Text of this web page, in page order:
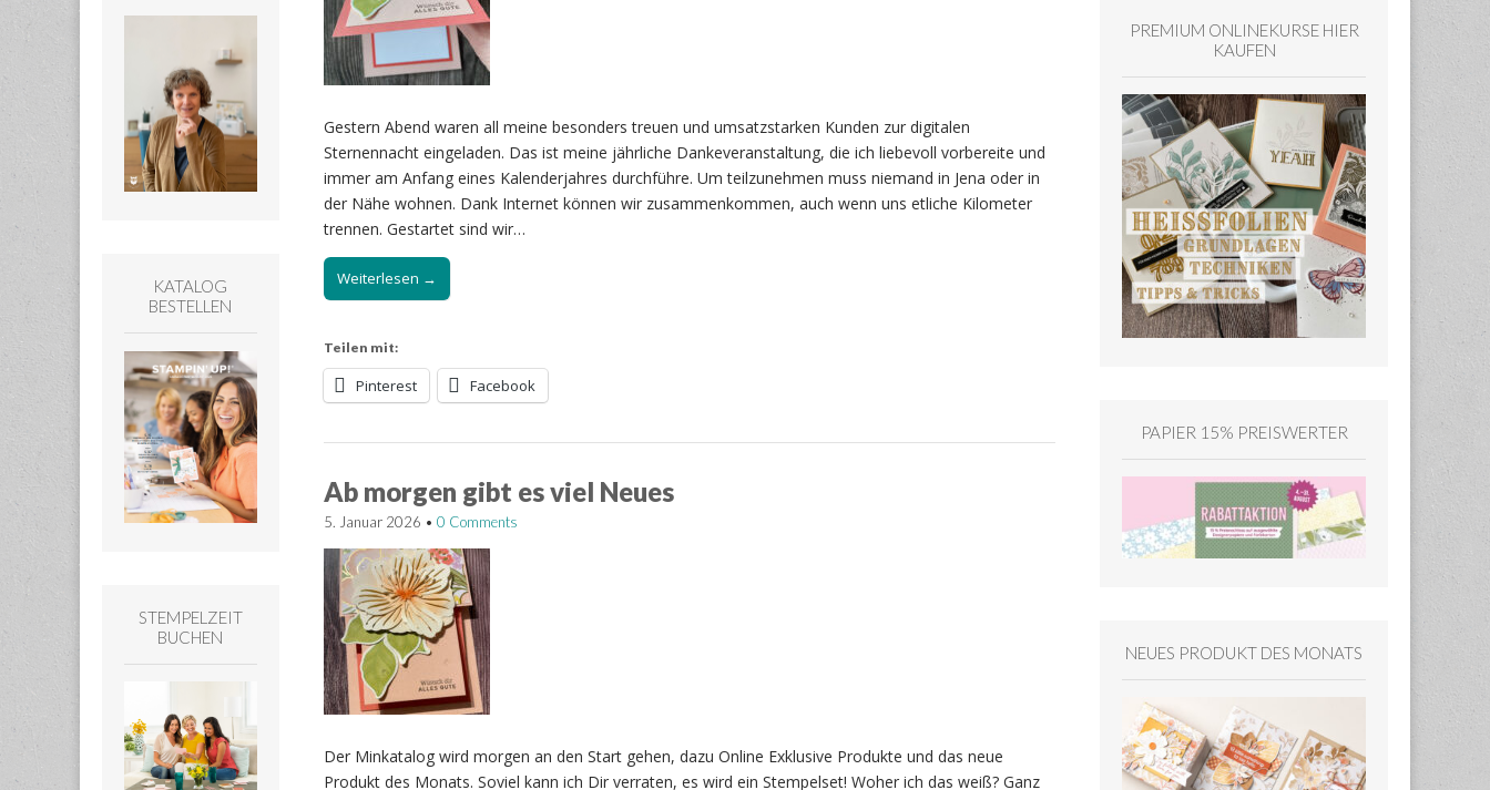
Gestern Abend waren all meine besonders treuen und umsatzstarken Kunden zur digitalen
Sternennacht eingeladen. Das ist meine jährliche Dankeveranstaltung, die ich liebevoll vorbereite und
immer am Anfang eines Kalenderjahres durchführe. Um teilzunehmen muss niemand in Jena oder in
der Nähe wohnen. Dank Internet können wir zusammenkommen, auch wenn uns etliche Kilometer
trennen. Gestartet sind wir…
Weiterlesen →
Teilen mit:
Pinterest Facebook
Ab morgen gibt es viel Neues
5. Januar 2026 • 0 Comments
Der Minkatalog wird morgen an den Start gehen, dazu Online Exklusive Produkte und das neue
Produkt des Monats. Soviel kann ich Dir verraten, es wird ein Stempelset! Woher ich das weiß? Ganz
KATALOG
BESTELLEN
STEMPELZEIT
BUCHEN
PREMIUM ONLINEKURSE HIER
KAUFEN
PAPIER 15% PREISWERTER
NEUES PRODUKT DES MONATS